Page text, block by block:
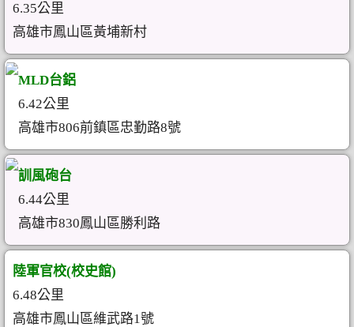
6.35公里
高雄市鳳山區黃埔新村
MLD台鋁
6.42公里
高雄市806前鎮區忠勤路8號
訓風砲台
6.44公里
高雄市830鳳山區勝利路
陸軍官校(校史館)
6.48公里
高雄市鳳山區維武路1號